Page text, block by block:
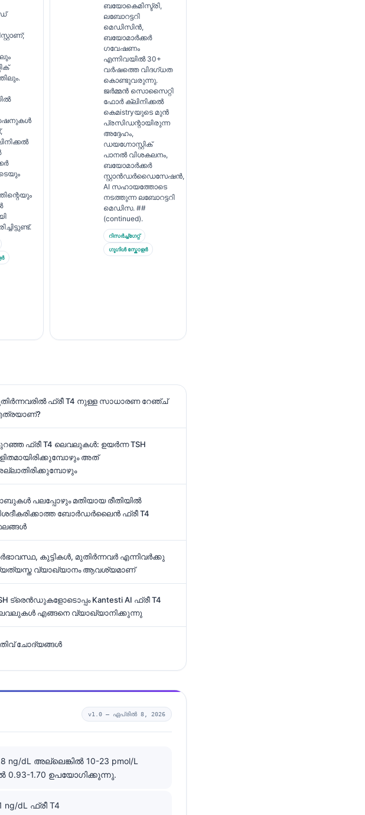
ബയോകെമിസ്ട്രി,
ലബോറട്ടറി
മെഡിസിൻ,
ബയോമാർക്കർ
ഗവേഷണം
എന്നിവയിൽ 30+
വർഷത്തെ വിദഗ്ധത
കൊണ്ടുവരുന്നു.
ജർമ്മൻ സൊസൈറ്റി
ഫോർ ക്ലിനിക്കൽ
കെമistryയുടെ മുൻ
പ്രസിഡന്റായിരുന്ന
അദ്ദേഹം,
ഡയഗ്നോസ്റ്റിക്
പാനൽ വിശകലനം,
ബയോമാർക്കർ
സ്റ്റാൻഡർഡൈസേഷൻ,
AI സഹായത്തോടെ
നടത്തുന്ന ലബോറട്ടറി
മെഡിസ. ##
(continued).
റിസർച്ച്ഗേറ്റ്
ഗൂഗിൾ സ്കോളർ
ഫ്രീ T4 നുള്ള സാധാരണ റേഞ്ച്
ഫ്രീ T4 ലെവലുകൾ: ഉയർന്ന TSH
അത്
പലപ്പോഴും മതിയായ രീതിയിൽ
ബോർഡർലൈൻ ഫ്രീ T4
കുട്ടികൾ, മുതിർന്നവർ എന്നിവർക്കു
വ്യാഖ്യാനം ആവശ്യമാണ്
ട്രെൻഡുകളോടൊപ്പം Kantesti AI ഫ്രീ T4
എങ്ങനെ വ്യാഖ്യാനിക്കുന്നു
ചോദ്യങ്ങൾ
v1.0 — ഏപ്രിൽ 8, 2026
dL അല്ലെങ്കിൽ 10-23 pmol/L
0.93-1.70 ഉപയോഗിക്കുന്നു.
ng/dL ഫ്രീ T4